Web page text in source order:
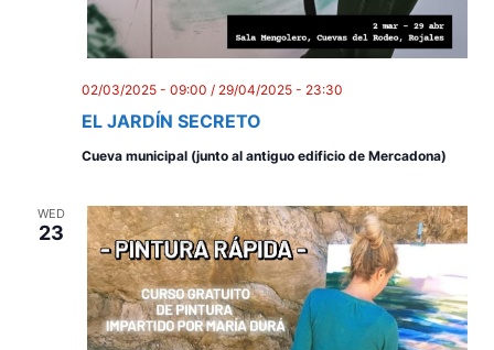
EL JARDÍN SECRETO
02/03/2025 - 09:00 / 29/04/2025 - 23:30
Cueva municipal (junto al antiguo edificio de Mercadona)
WED
23